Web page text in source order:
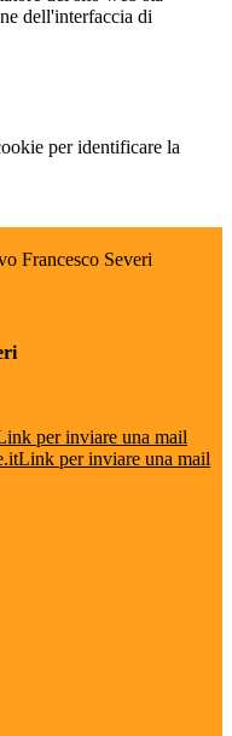
dell'interfaccia di
per identificare la
Francesco Severi
per inviare una mail
Link per inviare una mail